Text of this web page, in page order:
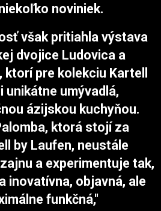
noviniek.
však pritiahla výstava
dvojice Ludovica a
pre kolekciu Kartell
unikátne umývadlá,
ázijskou kuchyňou.
ktorá stojí za
by Laufen, neustále
a experimentuje tak,
inovatívna, objavná, ale
funkčná,"